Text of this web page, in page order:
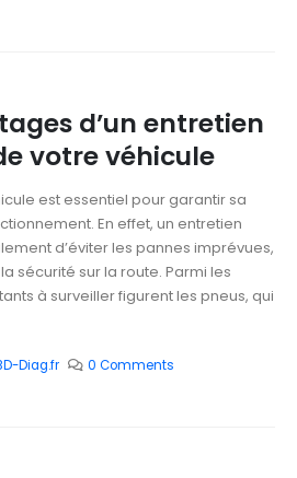
d’un entretien
votre véhicule
est essentiel pour garantir sa
En effet, un entretien
d’éviter les pannes imprévues,
sécurité sur la route. Parmi les
à surveiller figurent les pneus, qui
Diag.fr 0 Comments